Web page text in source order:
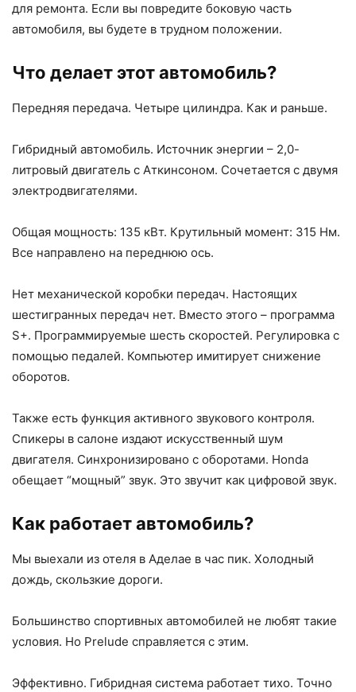
для ремонта. Если вы повредите боковую часть
автомобиля, вы будете в трудном положении.
Что делает этот автомобиль?
Передняя передача. Четыре цилиндра. Как и раньше.
Гибридный автомобиль. Источник энергии – 2,0-
литровый двигатель с Аткинсоном. Сочетается с двумя
электродвигателями.
Общая мощность: 135 кВт. Крутильный момент: 315 Нм.
Все направлено на переднюю ось.
Нет механической коробки передач. Настоящих
шестигранных передач нет. Вместо этого – программа
S+. Программируемые шесть скоростей. Регулировка с
помощью педалей. Компьютер имитирует снижение
оборотов.
Также есть функция активного звукового контроля.
Спикеры в салоне издают искусственный шум
двигателя. Синхронизировано с оборотами. Honda
обещает “мощный” звук. Это звучит как цифровой звук.
Как работает автомобиль?
Мы выехали из отеля в Аделае в час пик. Холодный
дождь, скользкие дороги.
Большинство спортивных автомобилей не любят такие
условия. Но Prelude справляется с этим.
Эффективно. Гибридная система работает тихо. Точно